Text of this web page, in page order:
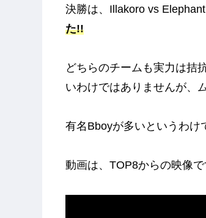
決勝は、Illakoro vs
た!!
どちらのチームも実力は拮
いわけではありませんが、
有名Bboyが多いというわけ
動画は、TOP8からの映像で